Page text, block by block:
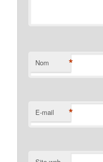
Nom *
E-mail *